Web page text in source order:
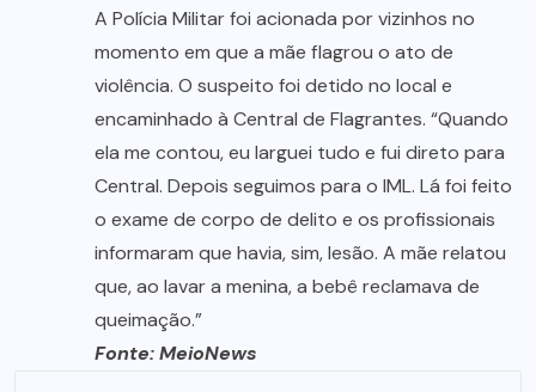
A Polícia Militar foi acionada por vizinhos no
momento em que a mãe flagrou o ato de
violência. O suspeito foi detido no local e
encaminhado à Central de Flagrantes. “Quando
ela me contou, eu larguei tudo e fui direto para
Central. Depois seguimos para o IML. Lá foi feito
o exame de corpo de delito e os profissionais
informaram que havia, sim, lesão. A mãe relatou
que, ao lavar a menina, a bebê reclamava de
queimação.”
Fonte: MeioNews